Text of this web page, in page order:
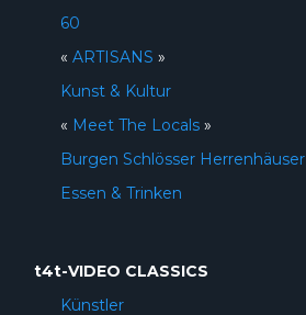
60
« ARTISANS »
Kunst & Kultur
« Meet The Locals »
Burgen Schlösser Herrenhäuser
Essen & Trinken
t4t-VIDEO CLASSICS
Künstler